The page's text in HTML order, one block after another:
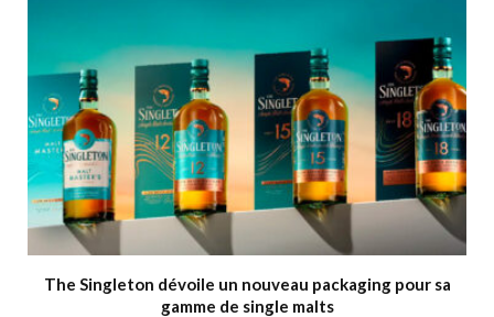
The Singleton dévoile un nouveau packaging pour sa
gamme de single malts